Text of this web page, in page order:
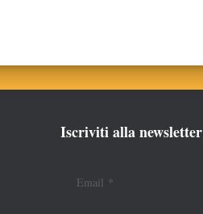
Iscriviti alla newsletter
Email *